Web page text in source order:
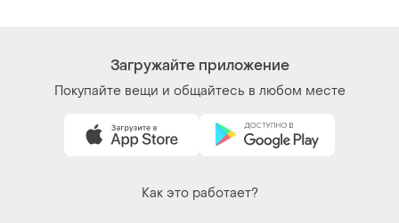
Загружайте приложение
Покупайте вещи и общайтесь в любом месте
Как это работает?